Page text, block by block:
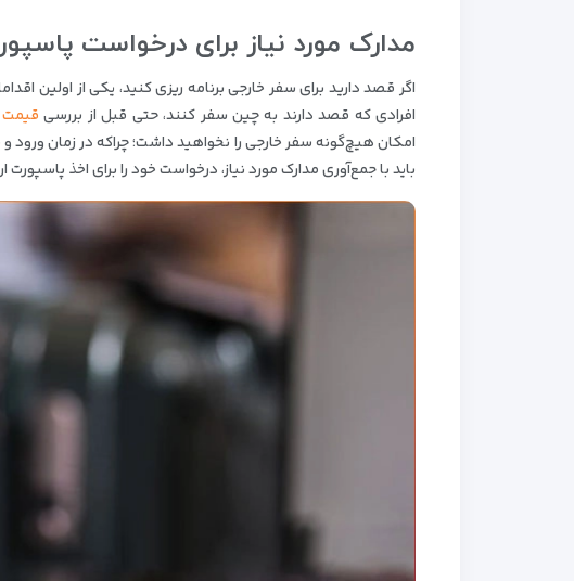
مدارک مورد نیاز برای درخواست
اگر قصد دارید برای سفر خارجی برنامه ریزی کنید، یکی از اولین
افرادی که قصد دارند به چین سفر کنند، حتی قبل از بررسی قیمت
امکان هیچ‌گونه سفر خارجی را نخواهید داشت؛ چراکه در زمان
باید با جمع‌آوری مدارک مورد نیاز، درخواست خود را برای اخذ پاسپورت